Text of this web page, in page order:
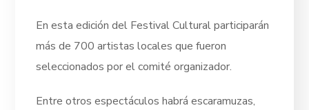
En esta edición del Festival Cultural participarán
más de 700 artistas locales que fueron
seleccionados por el comité organizador.
Entre otros espectáculos habrá escaramuzas,